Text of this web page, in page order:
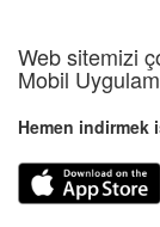
Web sitemizi
Mobil
Hemen indirmek